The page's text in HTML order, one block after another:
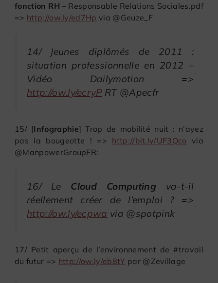
fonction RH – Responsable Relations Sociales.pdf
=> http://ow.ly/ed7Hp via @Geuze_F
14/ Jeunes diplômés de 2011 :
situation professionnelle en 2012 –
Vidéo Dailymotion =>
http://ow.ly/ecryP RT @Apecfr
15/ [Infographie] Trop de mobilité nuit : n’ayez
pas la bougeotte ! => http://bit.ly/UF3Qco via
@ManpowerGroupFR:
16/ Le Cloud Computing va-t-il
réellement créer de l’emploi ? =>
http://ow.ly/ecpwa via @spotpink
17/ Petit aperçu de l’environnement de #travail
du futur => http://ow.ly/eb8tY par @Zevillage